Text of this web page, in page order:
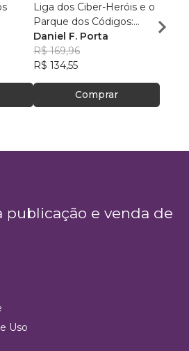
Liga dos Ciber-Heróis e o
Parque dos Códigos:
Rumo ao Desconhecido
Daniel F. Porta
R$ 169,96
R$ 134,55
Comprar
R$
publicação e venda de
Uso